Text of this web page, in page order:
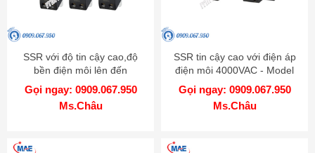
SSR với độ tin cậy cao,độ
bền điện môi lên đến
4000VAC - Model SRC1
Gọi ngay: 0909.067.950
Ms.Châu
SSR tin cậy cao với điện áp
điện môi 4000VAC - Model
SRH1
Gọi ngay: 0909.067.950
Ms.Châu